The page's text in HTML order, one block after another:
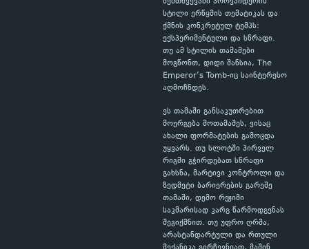
სტილი ერწყმის თემატიკას და
ქმნის კონკრეტულ ტემპს:
ექსპერიმენტული და სწრაფი.
თუ ამ სტილის თამაშები
მოგწონთ, დიდი შანსია, The
Emperor’s Tomb-იც საინტერესო
აღმოჩნდეს.
ეს თამაში განსაკუთრებით
მოერგება მოთამაშეს, ვისაც
ახალი ფორმატების გამოცდა
უყვარს. თუ სლოტში პირველ
რიგში გჭირდებათ სწრაფი
გახსნა, მარტივი კონტროლი და
ზედმეტი ბარიერების გარეშე
თამაში, დემო რეჟიმი
საკმარისად კარგ წარმოდგენას
შეგიქმნით. თუ უფრო ღრმა,
არასტანდარტული და რთული